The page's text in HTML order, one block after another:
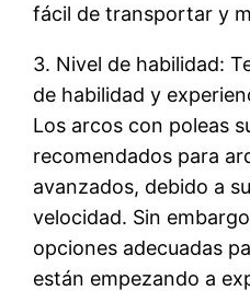
fácil de transportar y
3. Nivel de habilidad:
de habilidad y
Los arcos con poleas
recomendados para
avanzados, debido a
velocidad. Sin
opciones adecuadas
están empezando a